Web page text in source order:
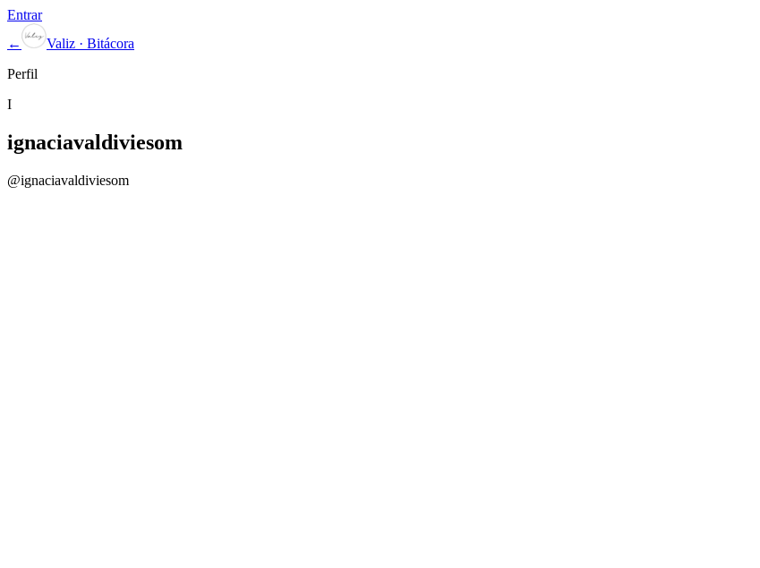
Entrar
←
Valiz · Bitácora
Perfil
I
ignaciavaldiviesom
@ignaciavaldiviesom